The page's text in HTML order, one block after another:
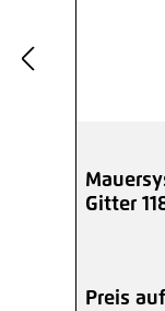
Gitter
Preis